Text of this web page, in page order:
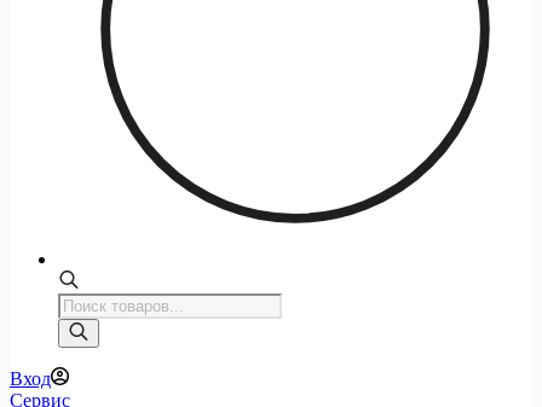
Поиск
товаров
Вход
Сервис